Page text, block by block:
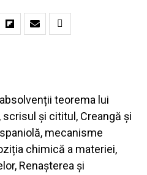
teorema lui
și cititul, Creangă și
mecanisme
chimică a materiei,
Renașterea și